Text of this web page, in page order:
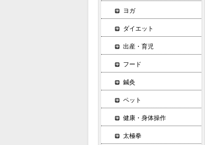
ヨガ
ダイエット
出産・育児
フード
鍼灸
ペット
健康・身体操作
太極拳